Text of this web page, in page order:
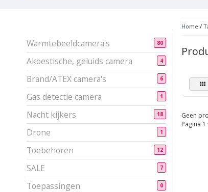
Warmtebeeldcamera's 80
Akoestische, geluids camera 4
Brand/ATEX camera's 6
Gas detectie camera 1
Nacht kijkers 18
Drone 1
Toebehoren 12
SALE 7
Toepassingen 0
Home /
Geen
Pagina 1